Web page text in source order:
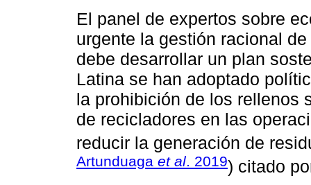
El panel de expertos sobre
urgente la gestión racional
debe desarrollar un plan
Latina se han adoptado
la prohibición de los rellenos
de recicladores en las
reducir la generación de
Artunduaga et al. 2019) citado